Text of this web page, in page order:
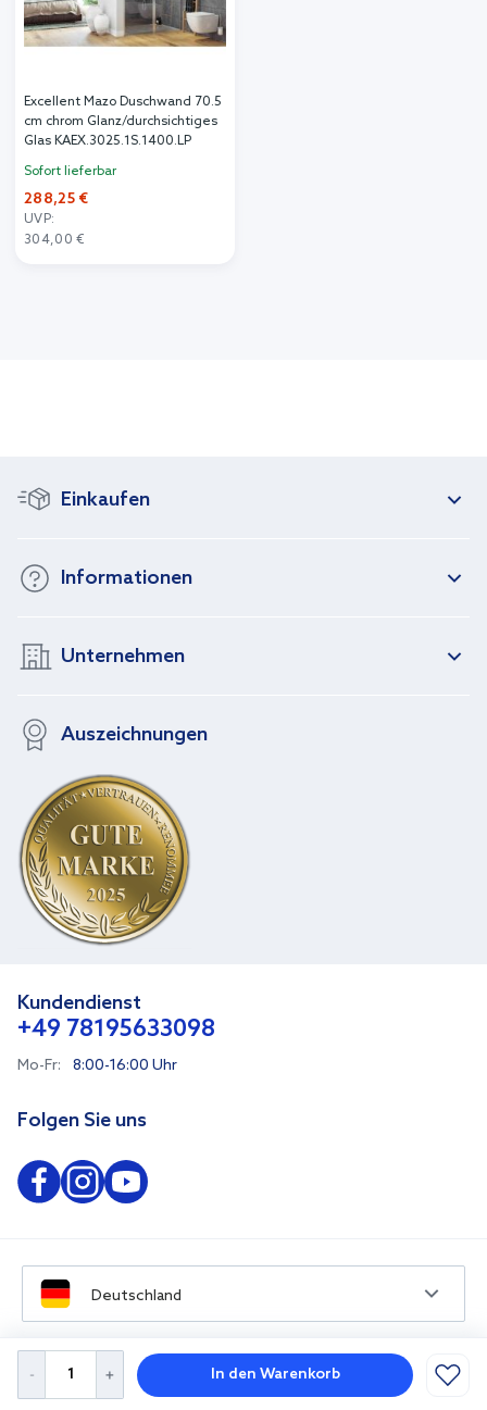
In den Warenkorb
Excellent Mazo Duschwand 70.5
cm chrom Glanz/durchsichtiges
Glas KAEX.3025.1S.1400.LP
Sofort lieferbar
288,25 €
UVP:
304,00 €
Einkaufen
Informationen
Unternehmen
Auszeichnungen
Kundendienst
+49 78195633098
Mo-Fr: 8:00-16:00 Uhr
Folgen Sie uns
Deutschland